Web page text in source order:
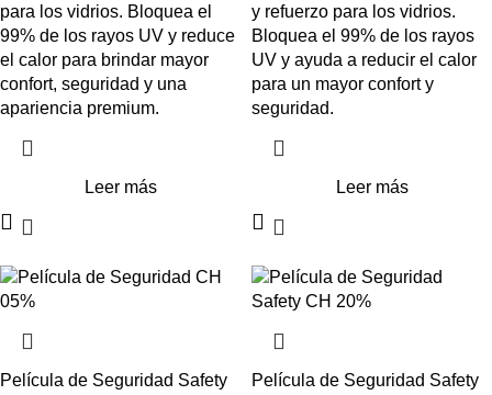
para los vidrios. Bloquea el
99% de los rayos UV y reduce
el calor para brindar mayor
confort, seguridad y una
apariencia premium.
Leer más
y refuerzo para los vidrios.
Bloquea el 99% de los rayos
UV y ayuda a reducir el calor
para un mayor confort y
seguridad.
Leer más
Película de Seguridad Safety
Película de Seguridad Safety